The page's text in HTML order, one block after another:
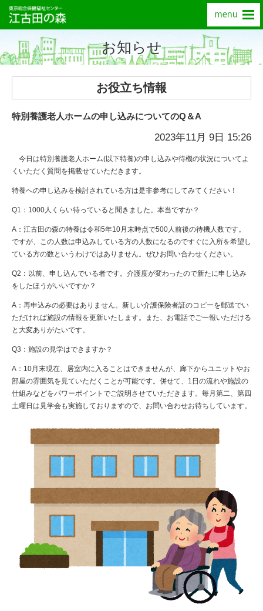
お知らせ
お役立ち情報
特別養護老人ホームの申し込みについてのQ＆A
2023年11月 9日 15:26
今日は特別養護老人ホーム(以下特養)の申し込みや待機の状況についてよ
くいただく質問を掲載せていただきます。
特養への申し込みを検討されている方は是非参考にしてみてください！
Q1：1000人くらい待っていると聞きました。本当ですか？
A：江古田の森の特養は令和5年10月末時点で500人前後の待機人数です。
ですが、この人数は申込みしている方の人数になるのですぐに入所を希望し
ている方の数というわけではありません。ぜひお問い合わせください。
Q2：以前、申し込んでいる者です。介護度が変わったので新たに申し込み
をしたほうがいいですか？
A：再申込みの必要はありません。新しい介護保険者証のコピーを郵送でい
ただければ施設の情報を更新いたします。また、お電話でご一報いただける
と大変ありがたいです。
Q3：施設の見学はできますか？
A：10月末現在、居室内に入ることはできませんが、廊下からユニットやお
部屋の雰囲気を見ていただくことが可能です。併せて、1日の流れや施設の
仕組みなどをパワーポイントでご説明させていただきます。毎月第二、第四
土曜日は見学会も実施しておりますので、お問い合わせお待ちしています。